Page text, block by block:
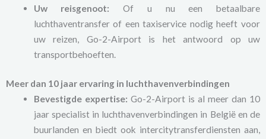
Uw reisgenoot: Of u nu een betaalbare
luchthaventransfer of een taxiservice nodig heeft voor
uw reizen, Go-2-Airport is het antwoord op uw
transportbehoeften.
Meer dan 10 jaar ervaring in luchthavenverbindingen
Bevestigde expertise: Go-2-Airport is al meer dan 10
jaar specialist in luchthavenverbindingen in België en de
buurlanden en biedt ook intercitytransferdiensten aan,